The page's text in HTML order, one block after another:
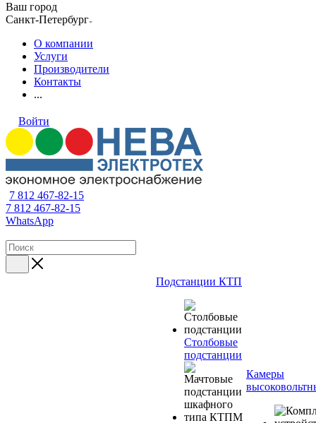
Ваш город
Санкт-Петербург
О компании
Услуги
Производители
Контакты
...
Войти
7 812 467-82-15
7 812 467-82-15
WhatsApp
Подстанции КТП
Столбовые
подстанции
Камеры